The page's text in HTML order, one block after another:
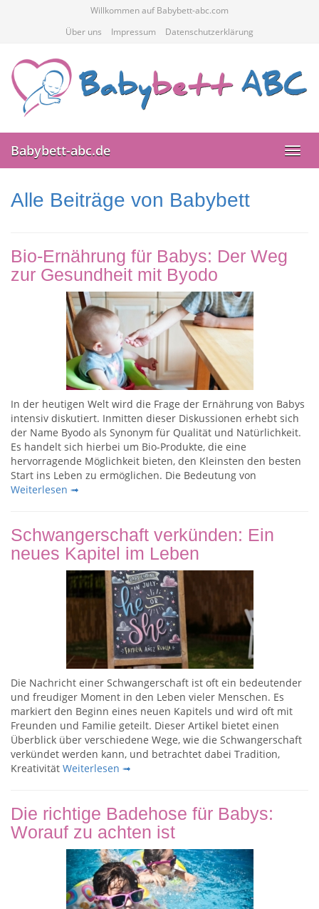
Willkommen auf Babybett-abc.com
Über uns
Impressum Datenschutzerklärung
Babybett-abc.de
Alle Beiträge von Babybett
Bio-Ernährung für Babys: Der Weg
zur Gesundheit mit Byodo
In der heutigen Welt wird die Frage der Ernährung von Babys
intensiv diskutiert. Inmitten dieser Diskussionen erhebt sich
der Name Byodo als Synonym für Qualität und Natürlichkeit.
Es handelt sich hierbei um Bio-Produkte, die eine
hervorragende Möglichkeit bieten, den Kleinsten den besten
Start ins Leben zu ermöglichen. Die Bedeutung von
Weiterlesen ➟
Schwangerschaft verkünden: Ein
neues Kapitel im Leben
Die Nachricht einer Schwangerschaft ist oft ein bedeutender
und freudiger Moment in den Leben vieler Menschen. Es
markiert den Beginn eines neuen Kapitels und wird oft mit
Freunden und Familie geteilt. Dieser Artikel bietet einen
Überblick über verschiedene Wege, wie die Schwangerschaft
verkündet werden kann, und betrachtet dabei Tradition,
Kreativität Weiterlesen ➟
Die richtige Badehose für Babys:
Worauf zu achten ist